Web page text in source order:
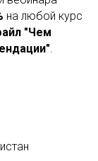
на любой курс
"Чем